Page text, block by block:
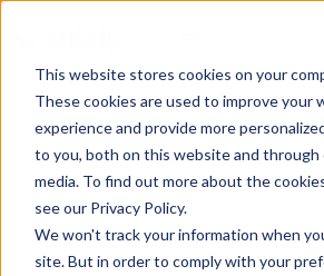
This website stores cookies on your
These cookies are used to improve your
experience and provide more
to you, both on this website and
media. To find out more about the
see our Privacy Policy.
We won't track your information when
site. But in order to comply with your